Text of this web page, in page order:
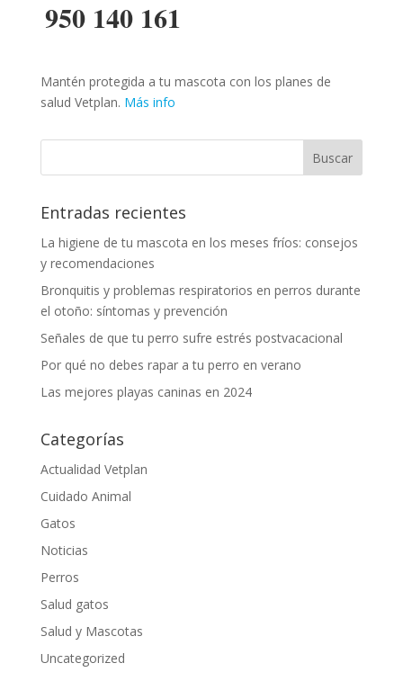
950 140 161
Mantén protegida a tu mascota con los planes de
salud Vetplan. Más info
Entradas recientes
La higiene de tu mascota en los meses fríos: consejos
y recomendaciones
Bronquitis y problemas respiratorios en perros durante
el otoño: síntomas y prevención
Señales de que tu perro sufre estrés postvacacional
Por qué no debes rapar a tu perro en verano
Las mejores playas caninas en 2024
Categorías
Actualidad Vetplan
Cuidado Animal
Gatos
Noticias
Perros
Salud gatos
Salud y Mascotas
Uncategorized